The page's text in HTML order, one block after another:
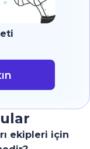
ekipleri için